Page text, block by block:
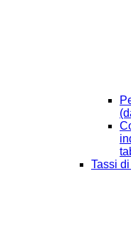
Tassi